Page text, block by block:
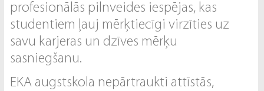
profesionālās pilnveides iespējas, kas
studentiem ļauj mērķtiecīgi virzīties uz
savu karjeras un dzīves mērķu
sasniegšanu.
EKA augstskola nepārtraukti attīstās,